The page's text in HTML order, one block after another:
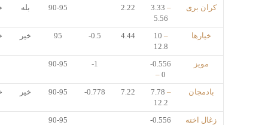
کران بری 3.33 –
5.56
2.22
90-95 بله
خیارها 10 –
12.8
4.44
-0.5
95 خیر
مویز
-0.556
– 0
-1
90-95
بادمجان 7.78 –
12.2
7.22
-0.778
90-95 خیر
زغال اخته
-0.556
90-95